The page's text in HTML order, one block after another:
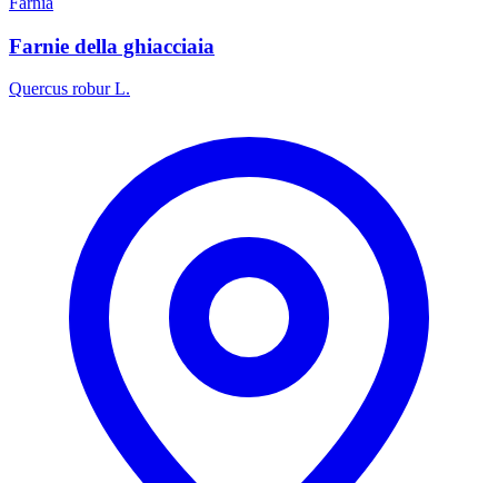
Farnie della ghiacciaia
Quercus robur L.